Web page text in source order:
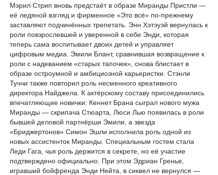
Мэрил Стрип вновь предстаёт в образе Миранды Пристли —
её ледяной взгляд и фирменное «Это всё» по-прежнему
заставляют подчинённых трепетать. Энн Хэтэуэй вернулась к
роли повзрослевшей и уверенной в себе Энди, которая
теперь сама воспитывает двоих детей и управляет
цифровым медиа. Эмили Блант, сравнившая возвращение к
роли с надеванием «старых тапочек», снова блистает в
образе остроумной и амбициозной карьеристки. Стэнли
Туччи также повторил роль несменного креативного
директора Найджела. К актёрскому составу присоединились
впечатляющие новички: Кеннет Брана сыграл нового мужа
Миранды — скрипача Стюарта, Люси Лью появилась в роли
бывшей деловой партнёрши Эмили, а звезда
«Бриджертонов» Симон Эшли исполнила роль одной из
новых ассистенток Миранды. Специальным гостем стала
Леди Гага, чья роль держится в секрете, но её участие
подтверждено официально. При этом Эдриан Гренье,
игравший бойфренда Энди Нейта, в сиквел не вернулся —